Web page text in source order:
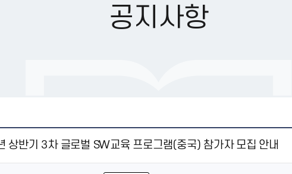
공지사항
상반기 3차 글로벌 SW교육 프로그램(중국) 참가자 모집 안내